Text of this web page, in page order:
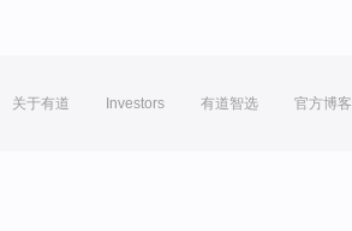
关于有道 Investors 有道智选 官方博客